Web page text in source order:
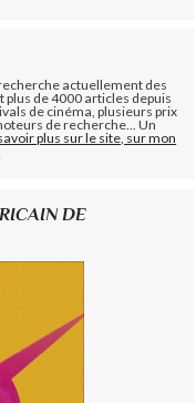
actuellement des
de 4000 articles depuis
de cinéma, plusieurs prix
de recherche... Un
plus sur le site, sur mon
DE